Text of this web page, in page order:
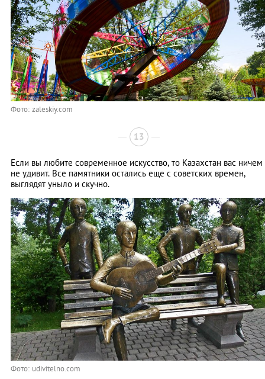
Фото: zaleskiy.com
13
Если вы любите современное искусство, то Казахстан вас ничем
не удивит. Все памятники остались еще с советских времен,
выглядят уныло и скучно.
Фото: udivitelno.com